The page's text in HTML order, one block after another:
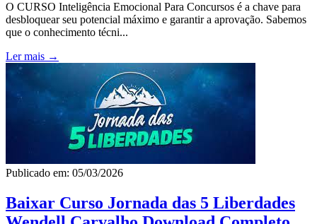
O CURSO Inteligência Emocional Para Concursos é a chave para
desbloquear seu potencial máximo e garantir a aprovação. Sabemos
que o conhecimento técni...
Ler mais →
Publicado em: 05/03/2026
Baixar Curso Jornada das 5 Liberdades